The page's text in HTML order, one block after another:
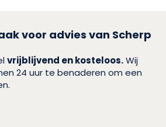
voor advies van Scherp
vrijblijvend en kosteloos.Wij
24 uur te benaderen om een